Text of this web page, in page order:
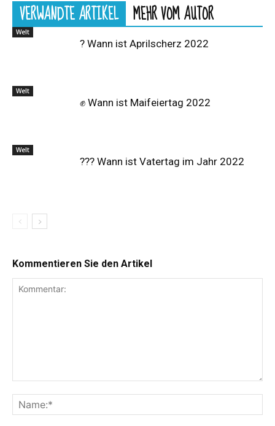
VERWANDTE ARTIKEL MEHR VOM AUTOR
Welt
? Wann ist Aprilscherz 2022
Welt
✊ Wann ist Maifeiertag 2022
Welt
?‍?‍? Wann ist Vatertag im Jahr 2022
Kommentieren Sie den Artikel